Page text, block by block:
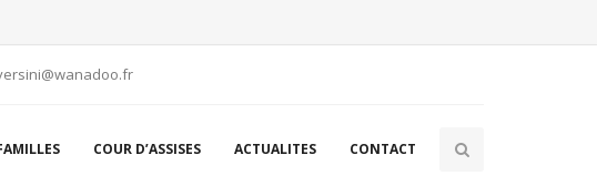
COUR D’ASSISES ACTUALITES CONTACT